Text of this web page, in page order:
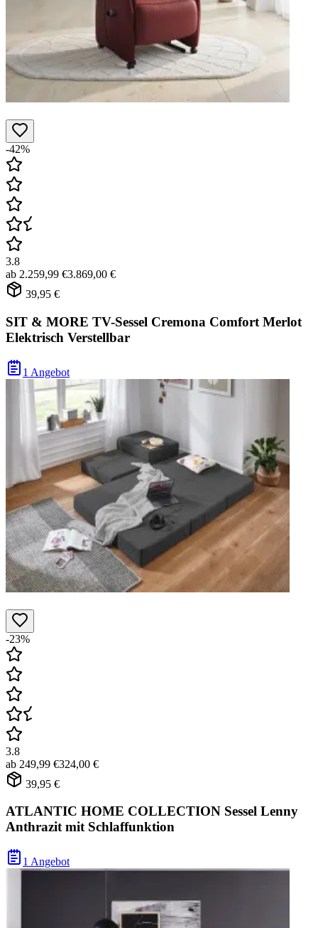
-42%
3.8
ab 2.259,99 €3.869,00 €
39,95 €
SIT & MORE TV-Sessel Cremona Comfort Merlot
Elektrisch Verstellbar
1 Angebot
-23%
3.8
ab 249,99 €324,00 €
39,95 €
ATLANTIC HOME COLLECTION Sessel Lenny
Anthrazit mit Schlaffunktion
1 Angebot